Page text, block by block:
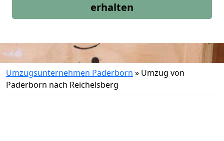
erhalten
Umzugsunternehmen Paderborn » Umzug von
Paderborn nach Reichelsberg